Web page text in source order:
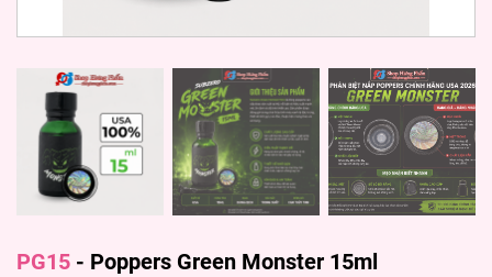
PG15 - Poppers Green Monster 15ml